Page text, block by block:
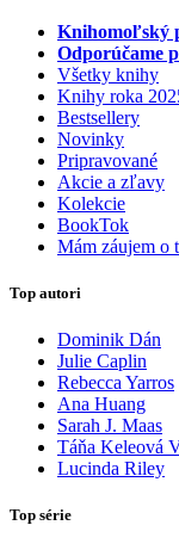
Knihomoľský
Odporúčame
Všetky knihy
Knihy roka
Bestsellery
Novinky
Pripravované
Akcie a zľavy
Kolekcie
BookTok
Mám záujem o
Top autori
Dominik Dán
Julie Caplin
Rebecca Yarros
Ana Huang
Sarah J. Maas
Táňa Keleová
Lucinda Riley
Top série